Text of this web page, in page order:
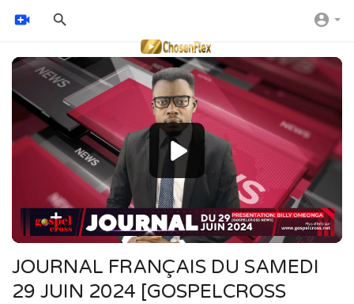
Video
Player
JOURNAL FRANÇAIS DU SAMEDI
29 JUIN 2024 [GOSPELCROSS